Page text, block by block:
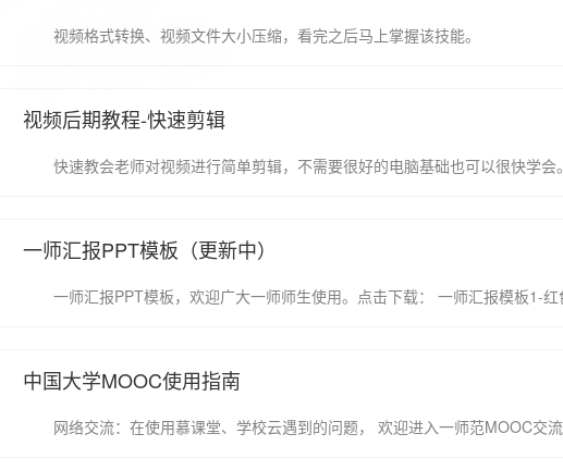
视频格式转换、视频文件大小压缩，看完之后马上掌握该技能。
视频后期教程-快速剪辑
快速教会老师对视频进行简单剪辑，不需要很好的电脑基础也可以很快学会。
一师汇报PPT模板（更新中）
中国大学MOOC使用指南